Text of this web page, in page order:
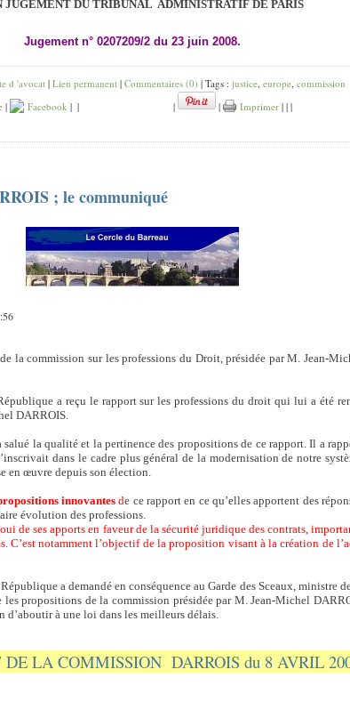
JUGEMENT DU TRIBUNAL ADMINISTRATIF DE PARIS
Jugement n° 0207209/2 du 23 juin 2008.
d 'avocat| Lien permanent | Commentaires (0) | Tags : justice, europe, commission
| Facebook | | | | Imprimer | | |
; le communiqué
la commission sur les professions du Droit, présidée par M. Jean-
a reçu le rapport sur les professions du droit qui lui a été
DARROIS.
salué la qualité et la pertinence des propositions de ce rapport. Il a
dans le cadre plus général de la modernisation de notre
en œuvre depuis son élection.
innovantes de ce rapport en ce qu’elles apportent des
évolution des professions.
de ses apports en faveur de la sécurité juridique des contrats,
C’est notamment l’objectif de la proposition visant à la création de
a demandé en conséquence au Garde des Sceaux, ministre
les propositions de la commission présidée par M. Jean-Michel
d’aboutir à une loi dans les meilleurs délais.
DE LA COMMISSION DARROIS du 8 AVRIL